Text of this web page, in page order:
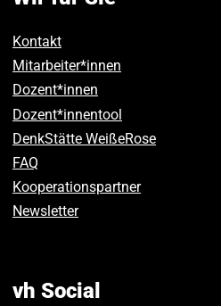
Kontakt
Mitarbeiter*innen
Dozent*innen
Dozent*innentool
DenkStätte WeißeRose
FAQ
Kooperationspartner
Newsletter
vh Social